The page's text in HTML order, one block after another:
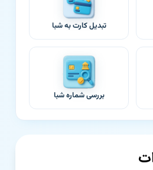
تبدیل کارت به شبا
بررسی شماره شبا